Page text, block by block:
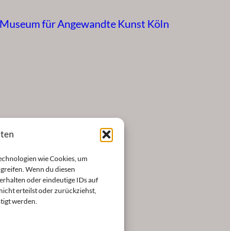
wie Cookies, um
Wenn du diesen
oder eindeutige IDs auf
erteilst oder zurückziehst,
werden.
für Angewandte Kunst Köln